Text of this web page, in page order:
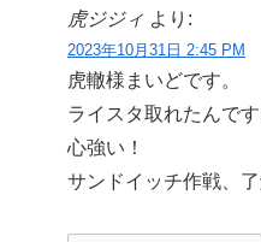
虎ジジィ より:
2023年10月31日 2:45 PM
虎轍様まいどです。
ライスタ取れたんで
心強い！
サンドイッチ作戦、了